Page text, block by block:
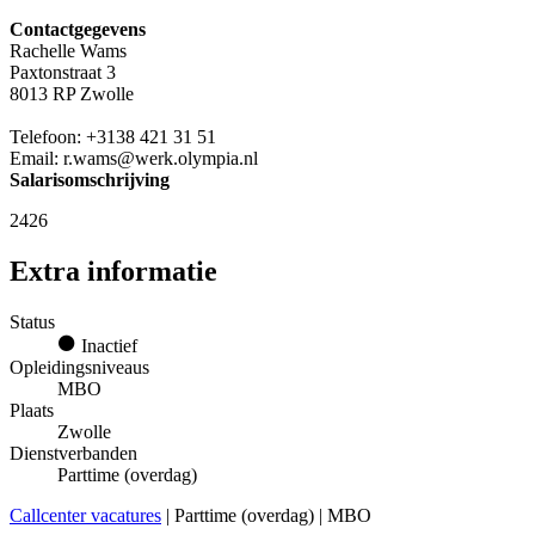
Contactgegevens
Rachelle Wams
Paxtonstraat 3
8013 RP Zwolle
Telefoon: +3138 421 31 51
Email: r.wams@werk.olympia.nl
Salarisomschrijving
2426
Extra informatie
Status
Inactief
Opleidingsniveaus
MBO
Plaats
Zwolle
Dienstverbanden
Parttime (overdag)
Callcenter vacatures | Parttime (overdag) | MBO